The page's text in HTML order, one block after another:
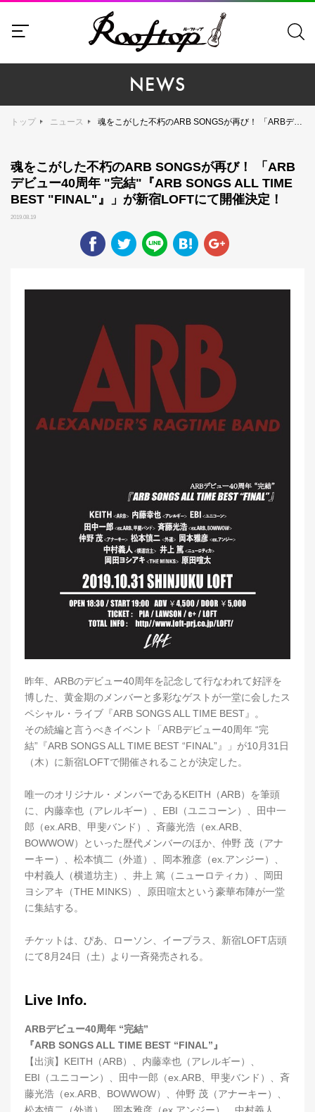
NEWS
トップ ニュース 魂をこがした不朽のARB SONGSが再び！ 「ARBデビュー40周年 "完結"『ARB SONGS ALL TIME BEST "FINAL"』」が新宿LOFTにて開催決定！
魂をこがした不朽のARB SONGSが再び！ 「ARB
デビュー40周年 "完結"『ARB SONGS ALL TIME
BEST "FINAL"』」が新宿LOFTにて開催決定！
2019.08.19
昨年、ARBのデビュー40周年を記念して行なわれて好評を
博した、黄金期のメンバーと多彩なゲストが一堂に会したス
ペシャル・ライブ『ARB SONGS ALL TIME BEST』。
その続編と言うべきイベント「ARBデビュー40周年 “完
結”『ARB SONGS ALL TIME BEST “FINAL”』」が10月31日
（木）に新宿LOFTで開催されることが決定した。
唯一のオリジナル・メンバーであるKEITH（ARB）を筆頭
に、内藤幸也（アレルギー）、EBI（ユニコーン）、田中一
郎（ex.ARB、甲斐バンド）、斉藤光浩（ex.ARB、
BOWWOW）といった歴代メンバーのほか、仲野 茂（アナ
ーキー）、松本慎二（外道）、岡本雅彦（ex.アンジー）、
中村義人（横道坊主）、井上 篤（ニューロティカ）、岡田
ヨシアキ（THE MINKS）、原田喧太という豪華布陣が一堂
に集結する。
チケットは、ぴあ、ローソン、イープラス、新宿LOFT店頭
にて8月24日（土）より一斉発売される。
Live Info.
ARBデビュー40周年 “完結”
『ARB SONGS ALL TIME BEST “FINAL”』
【出演】KEITH（ARB）、内藤幸也（アレルギー）、
EBI（ユニコーン）、田中一郎（ex.ARB、甲斐バンド）、斉
藤光浩（ex.ARB、BOWWOW）、仲野 茂（アナーキー）、